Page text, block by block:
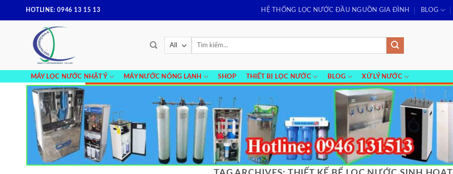
HOTLINE: 0946 13 15 13 HỆ THỐNG LỌC NƯỚC ĐẦU NGUỒN GIA ĐÌNH BLOG
Tìm
MÁY LỌC NƯỚC NHẬT Ý MÁY NƯỚC NÓNG LẠNH SHOP THIẾT BỊ LỌC NƯỚC BLOG XỬ LÝ NƯỚC